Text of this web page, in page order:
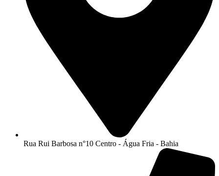
Rua Rui Barbosa n°10 Centro - Água Fria - Bahia